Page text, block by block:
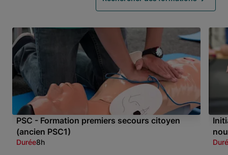
PSC - Formation premiers secours citoyen
(ancien PSC1)
Durée8h